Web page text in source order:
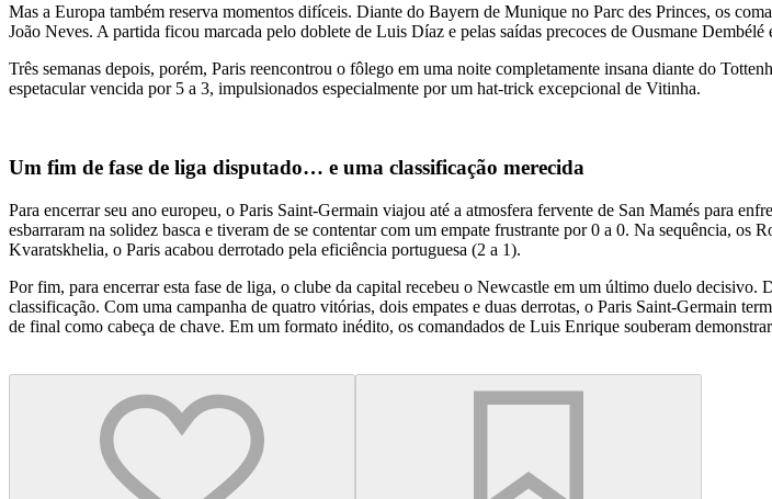
Mas a Europa também reserva momentos difíceis. Diante do Bayern de Munique no Parc des Princes, os
João Neves. A partida ficou marcada pelo doblete de Luis Díaz e pelas saídas precoces de Ousmane
Três semanas depois, porém, Paris reencontrou o fôlego em uma noite completamente insana diante do
espetacular vencida por 5 a 3, impulsionados especialmente por um hat-trick excepcional de Vitinha.
Um fim de fase de liga disputado… e uma classificação merecida
Para encerrar seu ano europeu, o Paris Saint-Germain viajou até a atmosfera fervente de San Mamés para
esbarraram na solidez basca e tiveram de se contentar com um empate frustrante por 0 a 0. Na sequência,
Kvaratskhelia, o Paris acabou derrotado pela eficiência portuguesa (2 a 1).
Por fim, para encerrar esta fase de liga, o clube da capital recebeu o Newcastle em um último duelo
classificação. Com uma campanha de quatro vitórias, dois empates e duas derrotas, o Paris Saint-Germain
de final como cabeça de chave. Em um formato inédito, os comandados de Luis Enrique souberam